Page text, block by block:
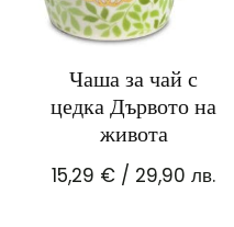
Чаша за чай с
цедка Дървото на
живота
15,29 € / 29,90 лв.